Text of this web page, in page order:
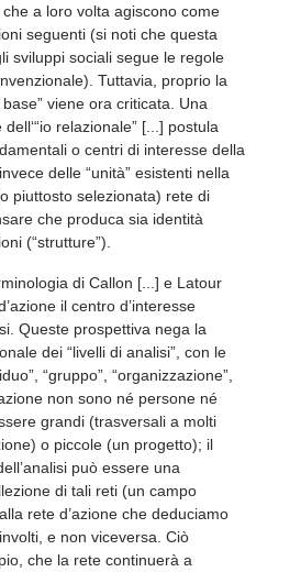
a loro volta agiscono come
seguenti (si noti che questa
sviluppi sociali segue le regole
Tuttavia, proprio la
viene ora criticata. Una
relazionale” [...] postula
o centri di interesse della
delle “unità” esistenti nella
piuttosto selezionata) rete di
che produca sia identità
(“strutture”).
di Callon [...] e Latour
il centro d’interesse
Queste prospettiva nega la
dei “livelli di analisi”, con le
“gruppo”, “organizzazione”,
non sono né persone né
grandi (trasversali a molti
o piccole (un progetto); il
può essere una
di tali reti (un campo
rete d’azione che deduciamo
e non viceversa. Ciò
che la rete continuerà a